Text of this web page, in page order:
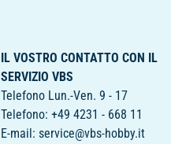
IL VOSTRO CONTATTO CON IL
SERVIZIO VBS
Telefono Lun.-Ven. 9 - 17
Telefono: +49 4231 - 668 11
E-mail: service@vbs-hobby.it